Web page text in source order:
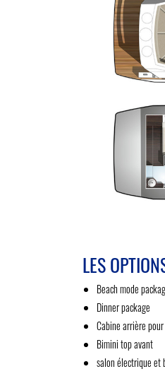
LES
Beach mode
Dinner package
Cabine arrière
Bimini top avant
salon électrique et